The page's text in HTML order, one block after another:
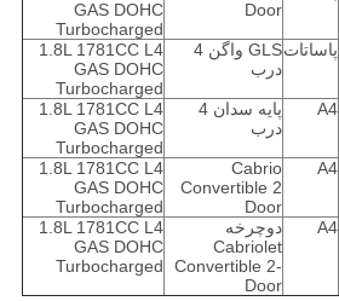
Door
GAS DOHC
Turbocharged
پاساتات
GLS واگن 4
درب
1.8L 1781CC L4
GAS DOHC
Turbocharged
A4
پایه سدان 4
درب
1.8L 1781CC L4
GAS DOHC
Turbocharged
A4
Cabrio
Convertible 2
Door
1.8L 1781CC L4
GAS DOHC
Turbocharged
A4
دوچرخه
Cabriolet
Convertible 2-
Door
1.8L 1781CC L4
GAS DOHC
Turbocharged